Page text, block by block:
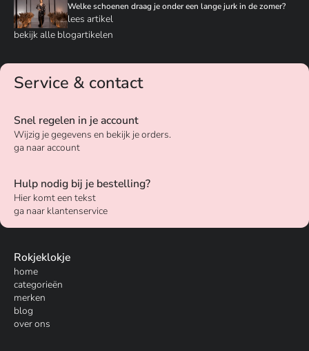
Welke schoenen draag je onder een lange jurk in de zomer?
lees artikel
bekijk alle blogartikelen
Service & contact
Snel regelen in je account
Wijzig je gegevens en bekijk je orders.
ga naar account
Hulp nodig bij je bestelling?
Hier komt een tekst
ga naar klantenservice
Rokjeklokje
home
categorieën
merken
blog
over ons